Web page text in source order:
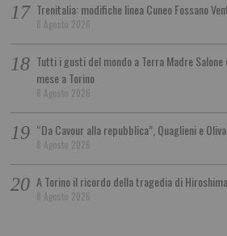
Trenitalia: modifiche linea Cuneo Fossano
8 Agosto 2026
Tutti i gusti del mondo a Terra Madre
mese a Torino
8 Agosto 2026
“Da Cavour alla repubblica”, Quaglieni e
8 Agosto 2026
A Torino il ricordo della tragedia di
8 Agosto 2026